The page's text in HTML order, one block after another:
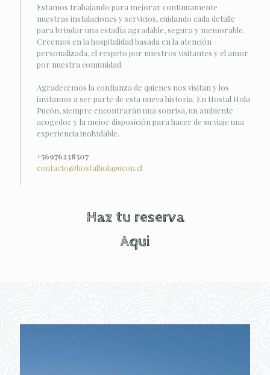
Estamos trabajando para mejorar continuamente
nuestras instalaciones y servicios, cuidando cada detalle
para brindar una estadía agradable, segura y memorable.
Creemos en la hospitalidad basada en la atención
personalizada, el respeto por nuestros visitantes y el amor
por nuestra comunidad.
Agradecemos la confianza de quienes nos visitan y los
invitamos a ser parte de esta nueva historia. En Hostal Hola
Pucón, siempre encontrarán una sonrisa, un ambiente
acogedor y la mejor disposición para hacer de su viaje una
experiencia inolvidable.
+56976238507
contacto@hostalholapucon.cl
Haz tu reserva
Aqui